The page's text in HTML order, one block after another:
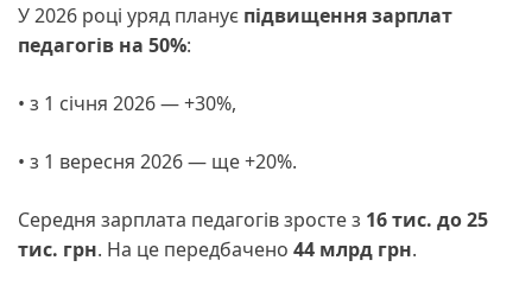
У 2026 році уряд планує підвищення зарплат
педагогів на 50%:
• з 1 січня 2026 — +30%,
• з 1 вересня 2026 — ще +20%.
Середня зарплата педагогів зросте з 16 тис. до 25
тис. грн. На це передбачено 44 млрд грн.